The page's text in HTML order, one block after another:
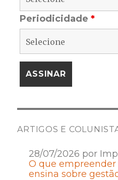
Periodicidade*
ARTIGOS E
28/07/2026 por
O que empreender
ensina sobre